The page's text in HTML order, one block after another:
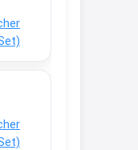
Rabatt 3€